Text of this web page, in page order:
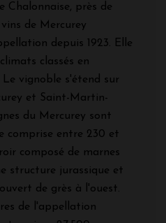
Chalonnaise, près de
de Mercurey
depuis 1923. Elle
classés en
vignoble s'étend sur
et Saint-Martin-
du Mercurey sont
comprise entre 230 et
composé de marnes
structure jurassique et
de grès à l'ouest.
de l'appellation